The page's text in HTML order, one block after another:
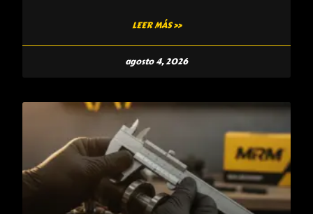
LEER MÁS »
agosto 4, 2026